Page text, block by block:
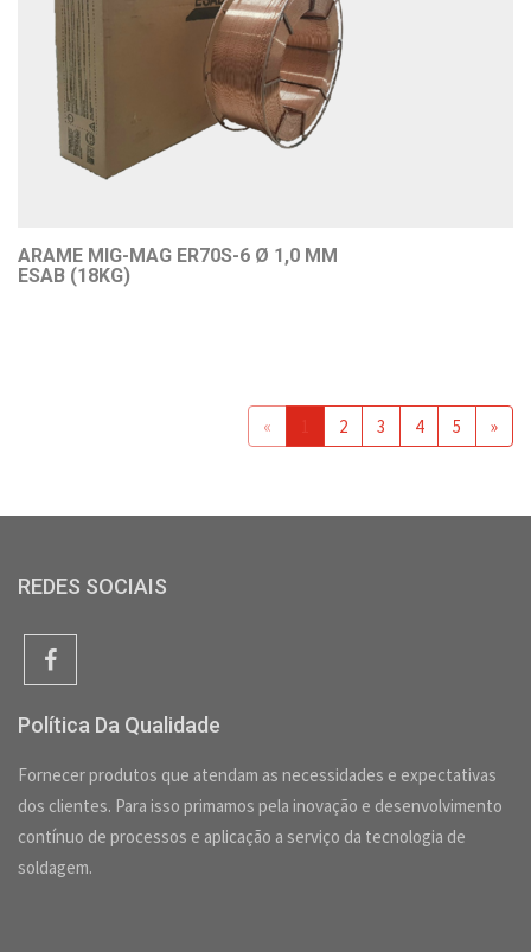
ARAME MIG-MAG ER70S-6 Ø 1,0 MM
ESAB (18KG)
« 2 3 4 5 »
REDES SOCIAIS
Política Da Qualidade
Fornecer produtos que atendam as necessidades e expectativas
dos clientes. Para isso primamos pela inovação e desenvolvimento
contínuo de processos e aplicação a serviço da tecnologia de
soldagem.